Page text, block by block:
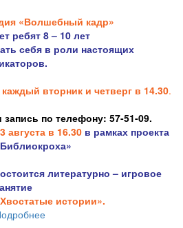
«Волшебный кадр»
ребят 8 – 10 лет
себя в роли настоящих
вторник и четверг в 14.30.
запись по телефону: 57-51-09.
августа в 16.30 в рамках проекта
литературно – игровое
истории».